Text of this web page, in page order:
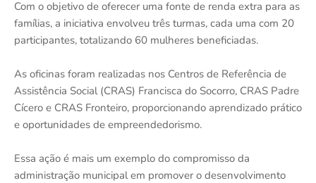
Com o objetivo de oferecer uma fonte de renda extra para as
famílias, a iniciativa envolveu três turmas, cada uma com 20
participantes, totalizando 60 mulheres beneficiadas.
As oficinas foram realizadas nos Centros de Referência de
Assistência Social (CRAS) Francisca do Socorro, CRAS Padre
Cícero e CRAS Fronteiro, proporcionando aprendizado prático
e oportunidades de empreendedorismo.
Essa ação é mais um exemplo do compromisso da
administração municipal em promover o desenvolvimento